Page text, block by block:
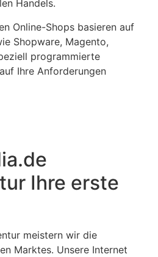
Handels.
Online-Shops basieren auf
Shopware, Magento,
programmierte
Ihre Anforderungen
Ihre erste
meistern wir die
Marktes. Unsere Internet